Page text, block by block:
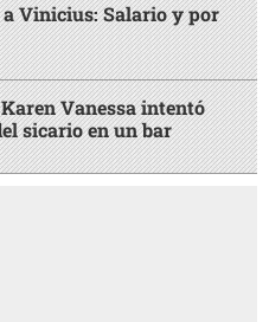
Vinicius: Salario y por
Karen Vanessa intentó
sicario en un bar